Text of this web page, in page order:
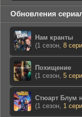
Обновления
Нам кранты
(1 сезон, 8
Похищение
(1 сезон, 5
Стюарт Блум
(1 сезон, 1